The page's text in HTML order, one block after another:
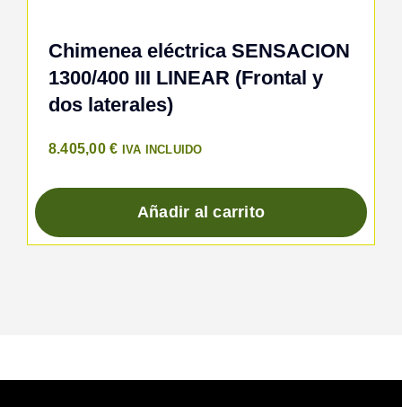
Chimenea eléctrica SENSACION
1300/400 III LINEAR (Frontal y
dos laterales)
8.405,00€ IVA INCLUIDO
Añadir al carrito